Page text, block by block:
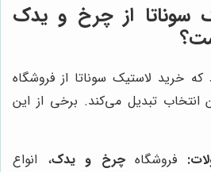
سوناتا از چرخ و یدک
خرید لاستیک سوناتا از فروشگاه
انتخاب تبدیل می‌کند. برخی از این
فروشگاهچرخ و یدک، انواع